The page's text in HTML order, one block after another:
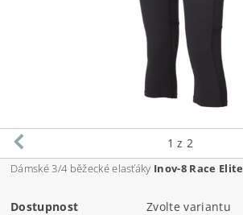
1 z 2
Dámské 3/4 běžecké elasťáky Inov-8 Race Elite
Dostupnost Zvolte variantu